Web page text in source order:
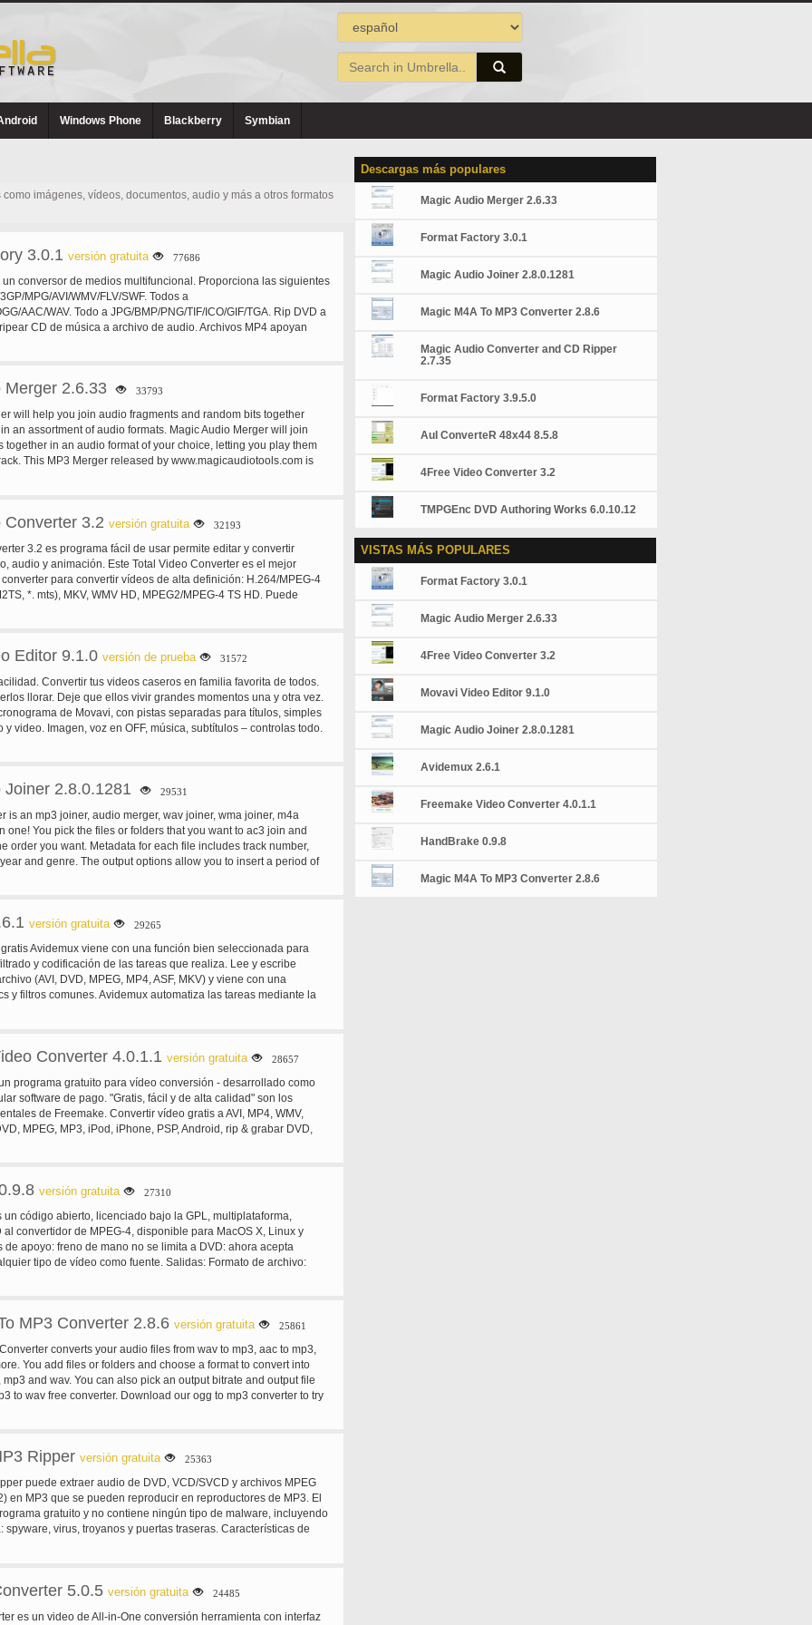
Windows Phone Blackberry Symbian
imágenes, vídeos, documentos, audio y más a otros formatos
3.0.1 versión gratuita 77686
un conversor de medios multifuncional. Proporciona las siguientes
MPG/AVI/WMV/FLV/SWF. Todos a
AAC/WAV. Todo a JPG/BMP/PNG/TIF/ICO/GIF/TGA. Rip DVD a
CD de música a archivo de audio. Archivos MP4 apoyan
de reducción. Soporte para el iphone 4, los formatos de
62 idiomas
Merger 2.6.33 33793
will help you join audio fragments and random bits together
an assortment of audio formats. Magic Audio Merger will join
together in an audio format of your choice, letting you play them
This MP3 Merger released by www.magicaudiotools.com is
3.2 versión gratuita 32193
3.2 es programa fácil de usar permite editar y convertir
audio y animación. Este Total Video Converter es el mejor
para convertir vídeos de alta definición: H.264/MPEG-4
*. mts), MKV, WMV HD, MPEG2/MPEG-4 TS HD. Puede
de alta definición para los reproductores de vídeo HD. 4Free
iPod, iPhone, Apple TV, Google Android teléfonos, PSP, PS3,
teléfono, iRiver, Creative Zen y otros dispositivos multimedia.
por iPhone 4/iPhone 4S, teléfonos inteligentes y DVs convertir
vídeo convertir entre formatos de audio: MP3, WMA, WAV, AAC
Editor 9.1.0 versión de prueba 31572
Convertir tus videos caseros en familia favorita de todos.
llorar. Deje que ellos vivir grandes momentos una y otra vez.
de Movavi, con pistas separadas para títulos, simples
y video. Imagen, voz en OFF, música, subtítulos – controlas todo.
de vídeo en 3D, tenemos buenas noticias – hace de Movavi
vídeo de videocámaras para PC. Resucite su vieja película
almacenados en cintas VHS con nuestros dispositivos
Grabación video en vivo. Ampliar tu banda sonora con
hágalo usted mismo con cualquier tarjeta de sonido de
o dar una nueva perspectiva a una imagen familiar.
de croma-caminando sobre el agua o visitando Baden-Baden
tus películas caseras. Interruptor de la línea de tiempo para el
y crear hermosas presentaciones que combinan imágenes
tipos de títulos y transiciones. Movavi Video Editor te permite
Ready-Made para guardar tus vídeos para cualquier jugador de
populares. Exportar videos a su dispositivo móvil para que
tus películas favoritas en el camino.
Joiner 2.8.0.1281 29531
is an mp3 joiner, audio merger, wav joiner, wma joiner, m4a
one! You pick the files or folders that you want to ac3 join and
order you want. Metadata for each file includes track number,
and genre. The output options allow you to insert a period of
versión gratuita 29265
Avidemux viene con una función bien seleccionada para
y codificación de las tareas que realiza. Lee y escribe
(AVI, DVD, MPEG, MP4, ASF, MKV) y viene con una
y filtros comunes. Avidemux automatiza las tareas mediante la
gráfico o interfaces de línea de comandos codificadores
AC-3, AAC, MP3, MP2, Vorbis, PCM,... Contenedor: AVI,
MKV, FLV, OGM...
Converter 4.0.1.1 versión gratuita 28657
programa gratuito para vídeo conversión - desarrollado como
software de pago. "Gratis, fácil y de alta calidad" son los
de Freemake. Convertir vídeo gratis a AVI, MP4, WMV,
MPEG, MP3, iPod, iPhone, PSP, Android, rip & grabar DVD,
versión gratuita 27310
un código abierto, licenciado bajo la GPL, multiplataforma,
al convertidor de MPEG-4, disponible para MacOS X, Linux y
de apoyo: freno de mano no se limita a DVD: ahora acepta
tipo de vídeo como fuente. Salidas: Formato de archivo:
(quemado en el cuadro) bitrate integrado calculadora imagen
MP3 Converter 2.8.6 versión gratuita 25861
converts your audio files from wav to mp3, aac to mp3,
You add files or folders and choose a format to convert into
and wav. You can also pick an output bitrate and output file
to wav free converter. Download our ogg to mp3 converter to try
Ripper versión gratuita 25363
puede extraer audio de DVD, VCD/SVCD y archivos MPEG
en MP3 que se pueden reproducir en reproductores de MP3. El
gratuito y no contiene ningún tipo de malware, incluyendo
spyware, virus, troyanos y puertas traseras. Características de
del archivo de fuente de vídeo para extraer a MP3. Utiliza
de copia de DVD. El proceso de instalación y desinstalación es
5.0.5 versión gratuita 24485
es un video de All-in-One conversión herramienta con interfaz
Descargas más populares
Magic Audio Merger 2.6.33
Format Factory 3.0.1
Magic Audio Joiner 2.8.0.1281
Magic M4A To MP3 Converter 2.8.6
Magic Audio Converter and CD Ripper
2.7.35
Format Factory 3.9.5.0
AuI ConverteR 48x44 8.5.8
4Free Video Converter 3.2
TMPGEnc DVD Authoring Works 6.0.10.12
VISTAS MÁS POPULARES
Format Factory 3.0.1
Magic Audio Merger 2.6.33
4Free Video Converter 3.2
Movavi Video Editor 9.1.0
Magic Audio Joiner 2.8.0.1281
Avidemux 2.6.1
Freemake Video Converter 4.0.1.1
HandBrake 0.9.8
Magic M4A To MP3 Converter 2.8.6